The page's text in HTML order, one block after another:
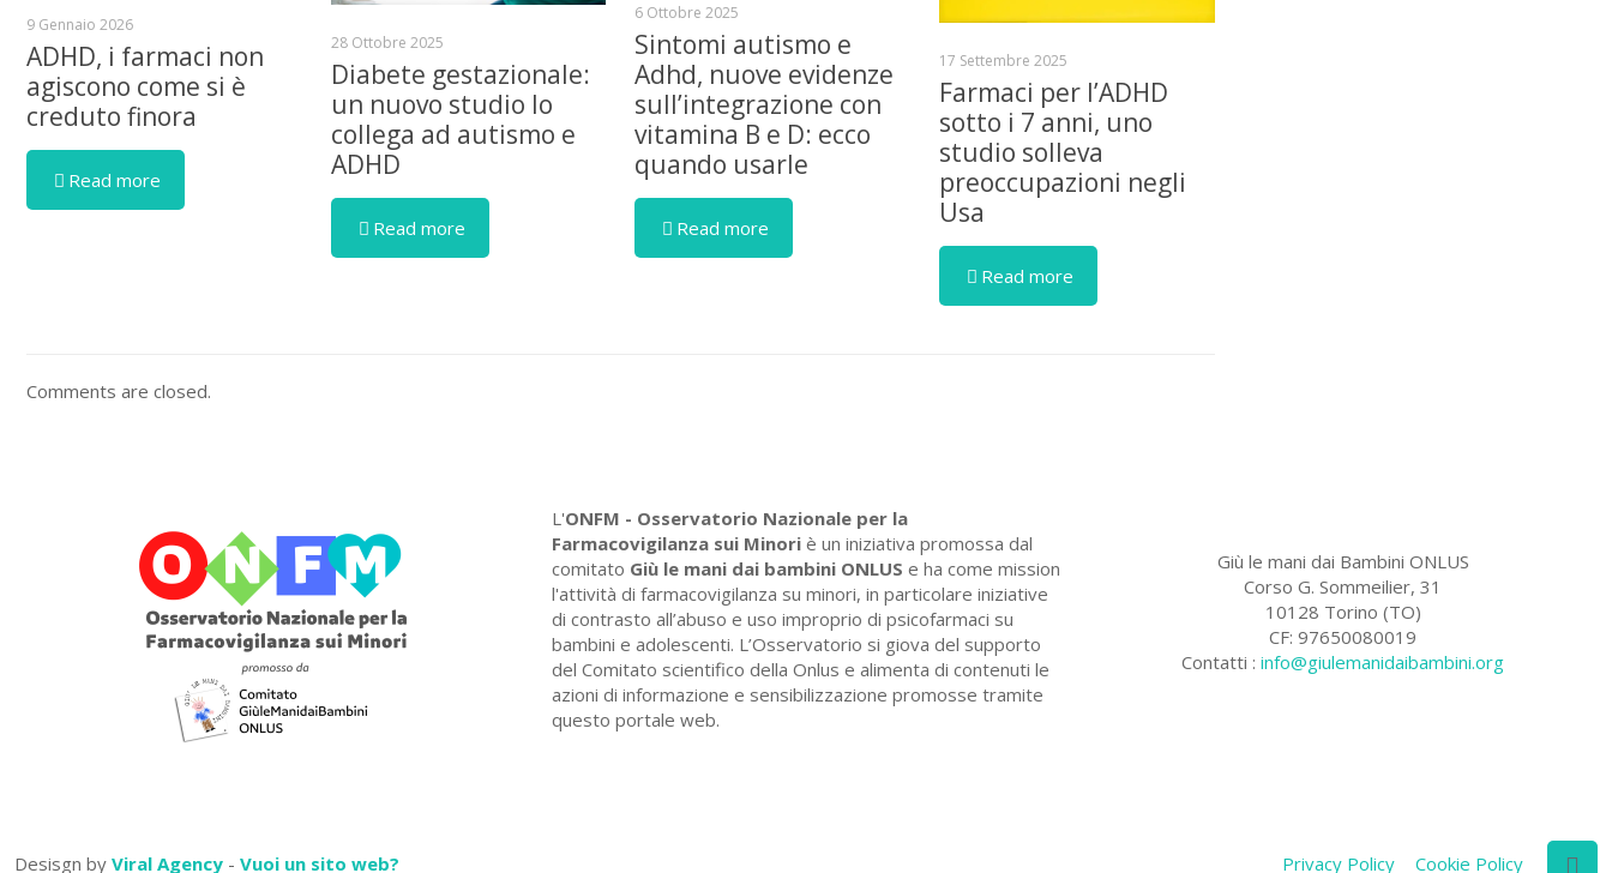
9 Gennaio 2026
ADHD, i farmaci non
agiscono come si è
creduto finora
Read more
28 Ottobre 2025
Diabete gestazionale:
un nuovo studio lo
collega ad autismo e
ADHD
Read more
6 Ottobre 2025
Sintomi autismo e
Adhd, nuove evidenze
sull’integrazione con
vitamina B e D: ecco
quando usarle
Read more
17 Settembre 2025
Farmaci per l’ADHD
sotto i 7 anni, uno
studio solleva
preoccupazioni negli
Usa
Read more
Comments are closed.
L'ONFM - Osservatorio Nazionale per la
Farmacovigilanza sui Minori è un iniziativa promossa dal
comitato Giù le mani dai bambini ONLUS e ha come mission
l'attività di farmacovigilanza su minori, in particolare iniziative
di contrasto all’abuso e uso improprio di psicofarmaci su
bambini e adolescenti. L’Osservatorio si giova del supporto
del Comitato scientifico della Onlus e alimenta di contenuti le
azioni di informazione e sensibilizzazione promosse tramite
questo portale web.
Giù le mani dai Bambini ONLUS
Corso G. Sommeilier, 31
10128 Torino (TO)
CF: 97650080019
Contatti :info@giulemanidaibambini.org
Desisgn by Viral Agency - Vuoi un sito web? Privacy Policy Cookie Policy